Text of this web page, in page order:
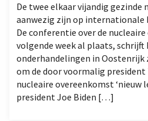
De twee elkaar vijandig gezinde
aanwezig zijn op internationale
De conferentie over de
volgende week al plaats, schrijft
onderhandelingen in Oostenrijk
om de door voormalig president
nucleaire overeenkomst ‘nieuw
president Joe Biden […]